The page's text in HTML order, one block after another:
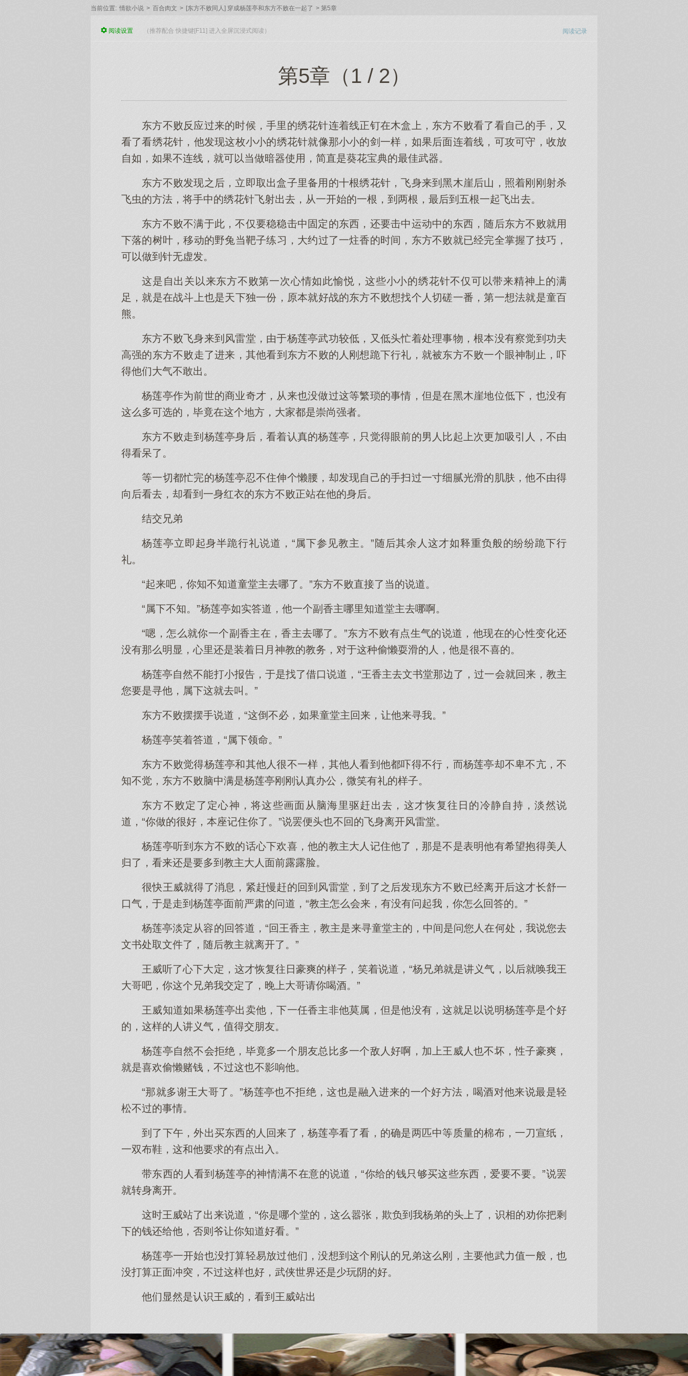
当前位置: 情欲小说 > 百合肉文 > [东方不败同人] 穿成杨莲亭和东方不败在一起了 > 第5章
阅读记录
阅读设置 （推荐配合 快捷键[F11] 进入全屏沉浸式阅读）
第5章（1 / 2）
东方不败反应过来的时候，手里的绣花针连着线正钉在木盒上，东方不败看了看自己的手，又
看了看绣花针，他发现这枚小小的绣花针就像那小小的剑一样，如果后面连着线，可攻可守，收放
自如，如果不连线，就可以当做暗器使用，简直是葵花宝典的最佳武器。
东方不败发现之后，立即取出盒子里备用的十根绣花针，飞身来到黑木崖后山，照着刚刚射杀
飞虫的方法，将手中的绣花针飞射出去，从一开始的一根，到两根，最后到五根一起飞出去。
东方不败不满于此，不仅要稳稳击中固定的东西，还要击中运动中的东西，随后东方不败就用
下落的树叶，移动的野兔当靶子练习，大约过了一炷香的时间，东方不败就已经完全掌握了技巧，
可以做到针无虚发。
这是自出关以来东方不败第一次心情如此愉悦，这些小小的绣花针不仅可以带来精神上的满
足，就是在战斗上也是天下独一份，原本就好战的东方不败想找个人切磋一番，第一想法就是童百
熊。
东方不败飞身来到风雷堂，由于杨莲亭武功较低，又低头忙着处理事物，根本没有察觉到功夫
高强的东方不败走了进来，其他看到东方不败的人刚想跪下行礼，就被东方不败一个眼神制止，吓
得他们大气不敢出。
杨莲亭作为前世的商业奇才，从来也没做过这等繁琐的事情，但是在黑木崖地位低下，也没有
这么多可选的，毕竟在这个地方，大家都是崇尚强者。
东方不败走到杨莲亭身后，看着认真的杨莲亭，只觉得眼前的男人比起上次更加吸引人，不由
得看呆了。
等一切都忙完的杨莲亭忍不住伸个懒腰，却发现自己的手扫过一寸细腻光滑的肌肤，他不由得
向后看去，却看到一身红衣的东方不败正站在他的身后。
结交兄弟
杨莲亭立即起身半跪行礼说道，“属下参见教主。”随后其余人这才如释重负般的纷纷跪下行
礼。
“起来吧，你知不知道童堂主去哪了。”东方不败直接了当的说道。
“属下不知。”杨莲亭如实答道，他一个副香主哪里知道堂主去哪啊。
“嗯，怎么就你一个副香主在，香主去哪了。”东方不败有点生气的说道，他现在的心性变化还
没有那么明显，心里还是装着日月神教的教务，对于这种偷懒耍滑的人，他是很不喜的。
杨莲亭自然不能打小报告，于是找了借口说道，“王香主去文书堂那边了，过一会就回来，教主
您要是寻他，属下这就去叫。”
东方不败摆摆手说道，“这倒不必，如果童堂主回来，让他来寻我。”
杨莲亭笑着答道，“属下领命。”
东方不败觉得杨莲亭和其他人很不一样，其他人看到他都吓得不行，而杨莲亭却不卑不亢，不
知不觉，东方不败脑中满是杨莲亭刚刚认真办公，微笑有礼的样子。
东方不败定了定心神，将这些画面从脑海里驱赶出去，这才恢复往日的冷静自持，淡然说
道，“你做的很好，本座记住你了。”说罢便头也不回的飞身离开风雷堂。
杨莲亭听到东方不败的话心下欢喜，他的教主大人记住他了，那是不是表明他有希望抱得美人
归了，看来还是要多到教主大人面前露露脸。
很快王威就得了消息，紧赶慢赶的回到风雷堂，到了之后发现东方不败已经离开后这才长舒一
口气，于是走到杨莲亭面前严肃的问道，“教主怎么会来，有没有问起我，你怎么回答的。”
杨莲亭淡定从容的回答道，“回王香主，教主是来寻童堂主的，中间是问您人在何处，我说您去
文书处取文件了，随后教主就离开了。”
王威听了心下大定，这才恢复往日豪爽的样子，笑着说道，“杨兄弟就是讲义气，以后就唤我王
大哥吧，你这个兄弟我交定了，晚上大哥请你喝酒。”
王威知道如果杨莲亭出卖他，下一任香主非他莫属，但是他没有，这就足以说明杨莲亭是个好
的，这样的人讲义气，值得交朋友。
杨莲亭自然不会拒绝，毕竟多一个朋友总比多一个敌人好啊，加上王威人也不坏，性子豪爽，
就是喜欢偷懒赌钱，不过这也不影响他。
“那就多谢王大哥了。”杨莲亭也不拒绝，这也是融入进来的一个好方法，喝酒对他来说最是轻
松不过的事情。
到了下午，外出买东西的人回来了，杨莲亭看了看，的确是两匹中等质量的棉布，一刀宣纸，
一双布鞋，这和他要求的有点出入。
带东西的人看到杨莲亭的神情满不在意的说道，“你给的钱只够买这些东西，爱要不要。”说罢
就转身离开。
这时王威站了出来说道，“你是哪个堂的，这么嚣张，欺负到我杨弟的头上了，识相的劝你把剩
下的钱还给他，否则爷让你知道好看。”
杨莲亭一开始也没打算轻易放过他们，没想到这个刚认的兄弟这么刚，主要他武力值一般，也
没打算正面冲突，不过这样也好，武侠世界还是少玩阴的好。
他们显然是认识王威的，看到王威站出